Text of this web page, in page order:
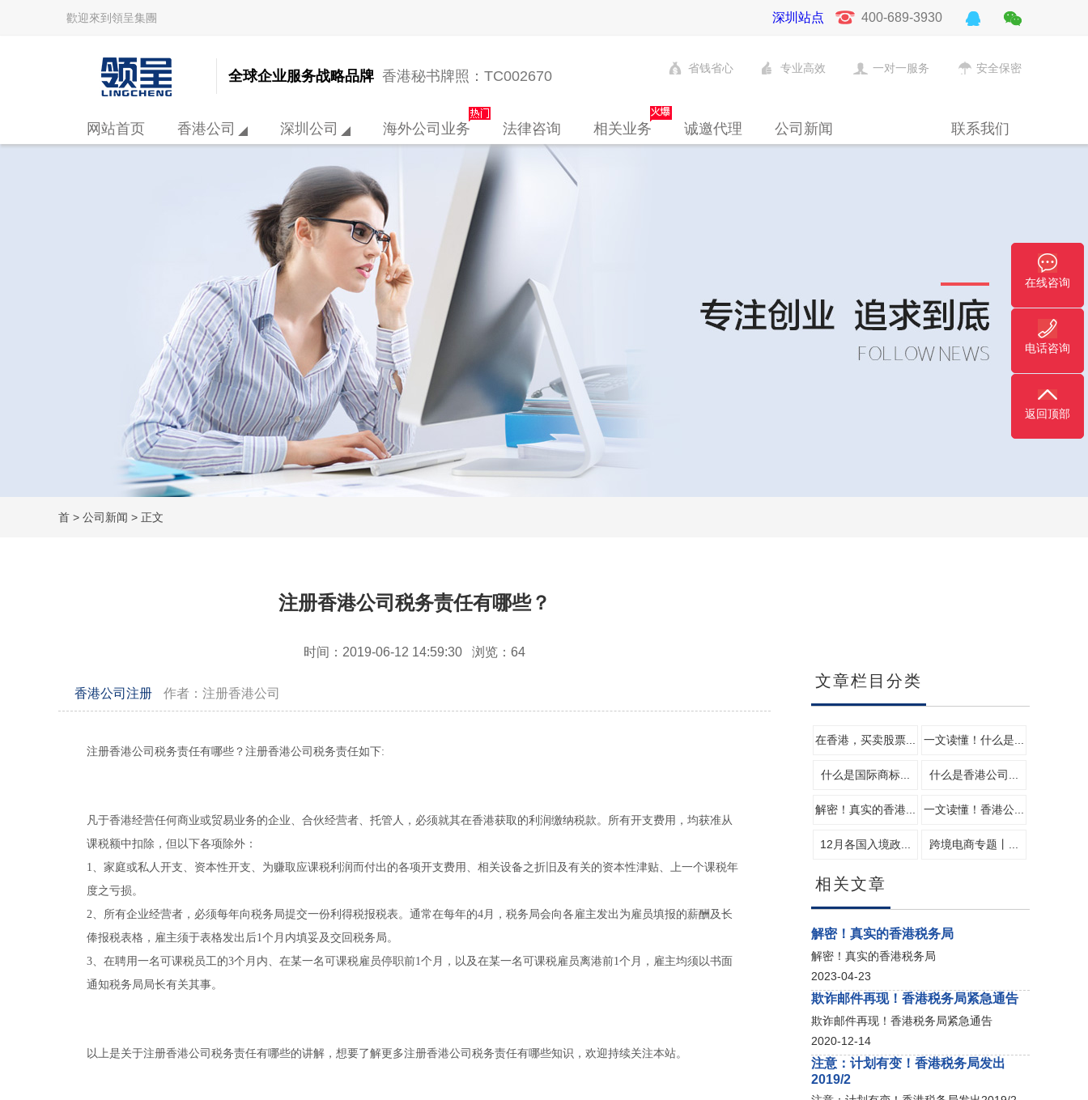
歡迎來到領呈集團 深圳站点 400-689-3930
全球企业服务战略品牌 香港秘书牌照：TC002670 省钱省心 专业高效 一对一服务 安全保密
网站首页 香港公司 深圳公司 海外公司业务 法律咨询 相关业务 诚邀代理 公司新闻 联系我们
首 > 公司新闻 > 正文
注册香港公司税务责任有哪些？
时间：2019-06-12 14:59:30 浏览：64
香港公司注册 作者：注册香港公司
注册香港公司税务责任有哪些？注册香港公司税务责任如下:
凡于香港经营任何商业或贸易业务的企业、合伙经营者、托管人，必须就其在香港获取的利润缴纳税款。所有开支费用，均获准从
课税额中扣除，但以下各项除外：
1、家庭或私人开支、资本性开支、为赚取应课税利润而付出的各项开支费用、相关设备之折旧及有关的资本性津贴、上一个课税年
度之亏损。
2、所有企业经营者，必须每年向税务局提交一份利得税报税表。通常在每年的4月，税务局会向各雇主发出为雇员填报的薪酬及长
俸报税表格，雇主须于表格发出后1个月内填妥及交回税务局。
3、在聘用一名可课税员工的3个月内、在某一名可课税雇员停职前1个月，以及在某一名可课税雇员离港前1个月，雇主均须以书面
通知税务局局长有关其事。
以上是关于注册香港公司税务责任有哪些的讲解，想要了解更多注册香港公司税务责任有哪些知识，欢迎持续关注本站。
文章栏目分类
在香港，买卖股票... 一文读懂！什么是...
什么是国际商标... 什么是香港公司...
解密！真实的香港... 一文读懂！香港公...
12月各国入境政... 跨境电商专题丨...
相关文章
解密！真实的香港税务局
解密！真实的香港税务局
2023-04-23
欺诈邮件再现！香港税务局紧急通告
欺诈邮件再现！香港税务局紧急通告
2020-12-14
注意：计划有变！香港税务局发出
2019/2
在线咨询
电话咨询
返回顶部